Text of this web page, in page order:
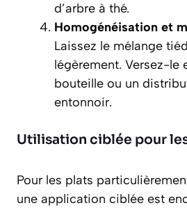
d’arbre à thé.
Homogénéisation et
Laissez le mélange
légèrement. Versez-le
bouteille ou un
entonnoir.
Utilisation ciblée pour
Pour les plats
une application ciblée est